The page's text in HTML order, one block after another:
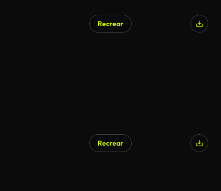
Recrear
Recrear